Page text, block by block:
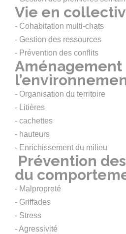
Vie en
- Cohabitation multi-chats
- Gestion des ressources
- Prévention des conflits
Aménagement
- Organisation du territoire
- Litières
- cachettes
- hauteurs
- Enrichissement du milieu
Prévention
du
- Malpropreté
- Griffades
- Stress
- Agressivité